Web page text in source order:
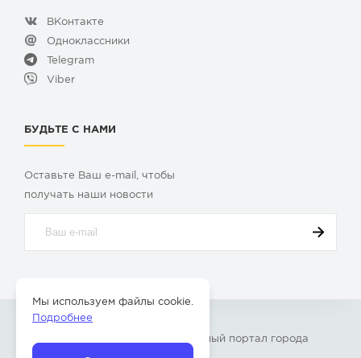
ВКонтакте
Одноклассники
Telegram
Viber
БУДЬТЕ С НАМИ
Оставьте Ваш e-mail, чтобы
получать наши новости
» – Главный портал города
Бор Нижегородской области
Мы используем файлы cookie.
Подробнее